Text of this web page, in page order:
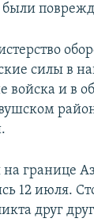
были
силы в
войска и в
на границе
12 июля.
друг